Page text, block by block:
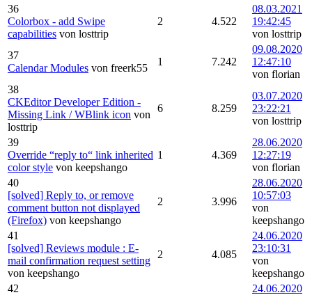
36
Colorbox - add Swipe
capabilities von losttrip
2 4.522
08.03.2021
19:42:45
von losttrip
37
Calendar Modules von freerk55
1 7.242
09.08.2020
12:47:10
von florian
38
CKEditor Developer Edition -
Missing Link / WBlink icon von
losttrip
6 8.259
03.07.2020
23:22:21
von losttrip
39
Override “reply to“ link inherited
color style von keepshango
1 4.369
28.06.2020
12:27:19
von florian
40
[solved] Reply to, or remove
comment button not displayed
(Firefox) von keepshango
2 3.996
28.06.2020
10:57:03
von
keepshango
41
[solved] Reviews module : E-
mail confirmation request setting
von keepshango
2 4.085
24.06.2020
23:10:31
von
keepshango
42
24.06.2020